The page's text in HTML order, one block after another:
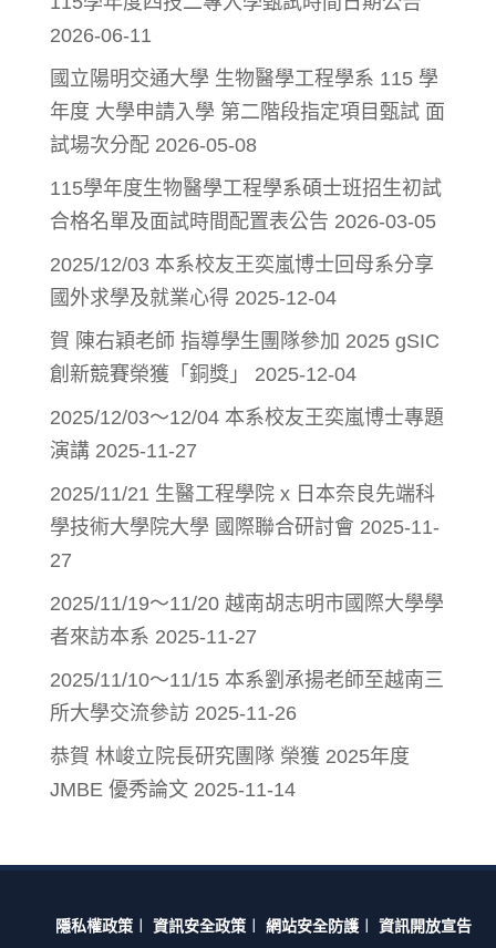
2026-06-11
國立陽明交通大學 生物醫學工程學系 115 學
年度 大學申請入學 第二階段指定項目甄試 面
試場次分配 2026-05-08
115學年度生物醫學工程學系碩士班招生初試
合格名單及面試時間配置表公告 2026-03-05
2025/12/03 本系校友王奕嵐博士回母系分享
國外求學及就業心得 2025-12-04
賀 陳右穎老師 指導學生團隊參加 2025 gSIC
創新競賽榮獲「銅獎」
2025-12-04
2025/12/03～12/04 本系校友王奕嵐博士專題
演講 2025-11-27
2025/11/21 生醫工程學院 x 日本奈良先端科
學技術大學院大學 國際聯合研討會 2025-11-
27
2025/11/19～11/20 越南胡志明市國際大學學
者來訪本系 2025-11-27
2025/11/10～11/15 本系劉承揚老師至越南三
所大學交流參訪 2025-11-26
恭賀 林峻立院長研究團隊 榮獲 2025年度
JMBE 優秀論文 2025-11-14
隱私權政策︱ 資訊安全政策︱ 網站安全防護︱ 資訊開放宣告